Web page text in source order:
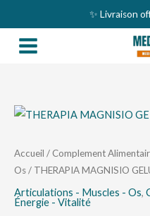
au
contenu
✨ Livraison
Accueil / Complement
Os/ THERAPIA MAGNISIO
Articulations - Muscles - Os,
Énergie - Vitalité
quantité
THERAPIA
MAGNISIO
GELULES
B/30